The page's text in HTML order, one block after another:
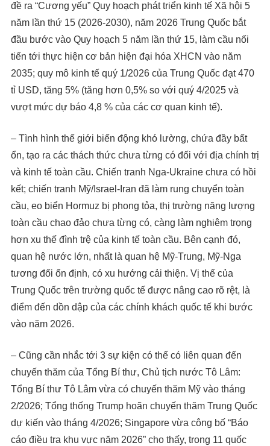
đề ra “Cương yếu” Quy hoạch phát triển kinh tế Xã hội 5
năm lần thứ 15 (2026-2030), năm 2026 Trung Quốc bắt
đầu bước vào Quy hoạch 5 năm lần thứ 15, làm cầu nối
tiến tới thực hiện cơ bản hiện đại hóa XHCN vào năm
2035; quy mô kinh tế quý 1/2026 của Trung Quốc đạt 470
tỉ USD, tăng 5% (tăng hơn 0,5% so với quý 4/2025 và
vượt mức dự báo 4,8 % của các cơ quan kinh tế).
– Tình hình thế giới biến động khó lường, chứa đầy bất
ổn, tạo ra các thách thức chưa từng có đối với địa chính trị
và kinh tế toàn cầu. Chiến tranh Nga-Ukraine chưa có hồi
kết; chiến tranh Mỹ/Israel-Iran đã làm rung chuyển toàn
cầu, eo biển Hormuz bị phong tỏa, thị trường năng lượng
toàn cầu chao đảo chưa từng có, càng làm nghiêm trọng
hơn xu thế đình trệ của kinh tế toàn cầu. Bên cạnh đó,
quan hệ nước lớn, nhất là quan hệ Mỹ-Trung, Mỹ-Nga
tương đối ổn định, có xu hướng cải thiện. Vị thế của
Trung Quốc trên trường quốc tế được nâng cao rõ rệt, là
điểm đến dồn dập của các chính khách quốc tế khi bước
vào năm 2026.
– Cũng cần nhắc tới 3 sự kiện có thể có liên quan đến
chuyến thăm của Tổng Bí thư, Chủ tịch nước Tô Lâm:
Tổng Bí thư Tô Lâm vừa có chuyến thăm Mỹ vào tháng
2/2026; Tổng thống Trump hoãn chuyến thăm Trung Quốc
dự kiến vào tháng 4/2026; Singapore vừa công bố “Báo
cáo điều tra khu vực năm 2026” cho thấy, trong 11 quốc